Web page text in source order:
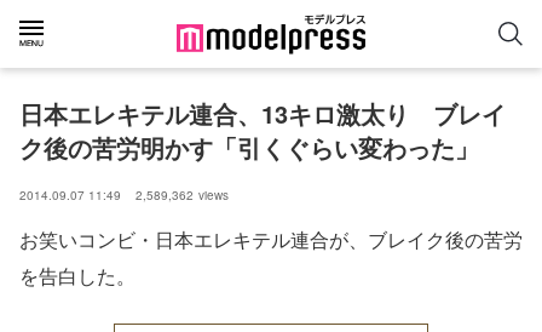
日本エレキテル連合、13キロ激太り　ブレイ
ク後の苦労明かす「引くぐらい変わった」
2014.09.07 11:49 2,589,362 views
お笑いコンビ・日本エレキテル連合が、ブレイク後の苦労
を告白した。